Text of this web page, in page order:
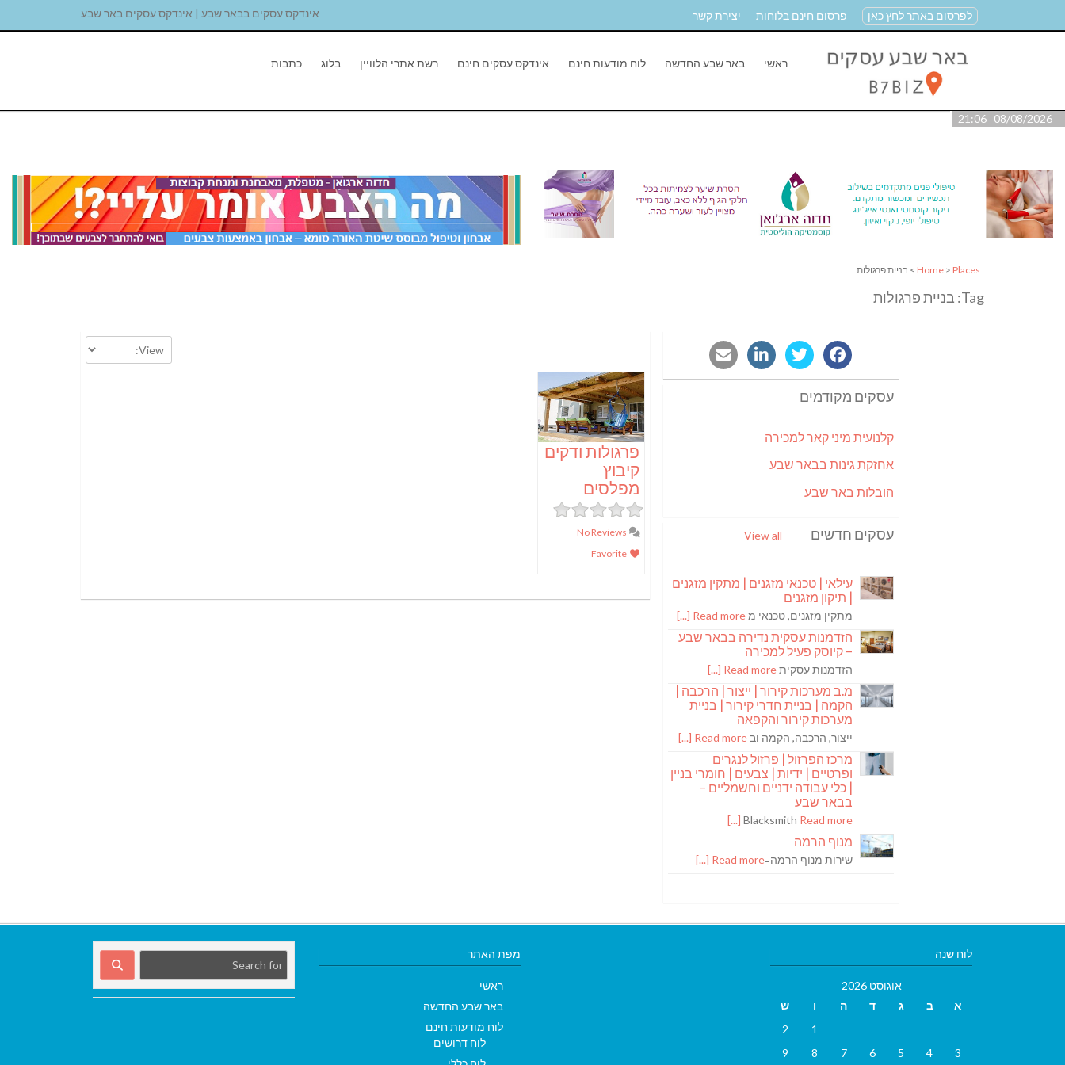
אינדקס עסקים בבאר שבע | אינדקס עסקים באר שבע לפרסום באתר לחץ כאן פרסום חינם בלוחות יצירת קשר
ראשי באר שבע החדשה לוח מודעות חינם אינדקס עסקים חינם רשת אתרי הלוויין בלוג כתבות
08/08/2026 21:06
Home > Places > בניית פרגולות
Tag: בניית פרגולות
פרגולות ודקים
קיבוץ
מפלסים
עסקים מקודמים
קלנועית מיני קאר למכירה
אחזקת גינות בבאר שבע
הובלות באר שבע
עסקים חדשים View all
עילאי | טכנאי מזגנים | מתקין מזגנים
| תיקון מזגנים
מתקין מזגנים, טכנאי מRead more [...]
הזדמנות עסקית נדירה בבאר שבע
– קיוסק פעיל למכירה
הזדמנות עסקיתRead more [...]
מ.ב מערכות קירור | ייצור | הרכבה |
הקמה | בניית חדרי קירור | בניית
מערכות קירור והקפאה
ייצור, הרכבה, הקמה וב Read more [...]
מרכז הפרזול | פרזול לנגרים
ופרטיים | ידיות | צבעים | חומרי בניין
| כלי עבודה ידניים וחשמליים –
בבאר שבע
Blacksmith Read more [...]
מנוף הרמה
שירות מנוף הרמה ̵Read more [...]
מפת האתר
ראשי
באר שבע החדשה
לוח מודעות חינם
לוח דרושים
לוח שנה
אוגוסט 2026
א
ב ג ד ה ו
ש
1
2
3
4
5
6
7
8
9